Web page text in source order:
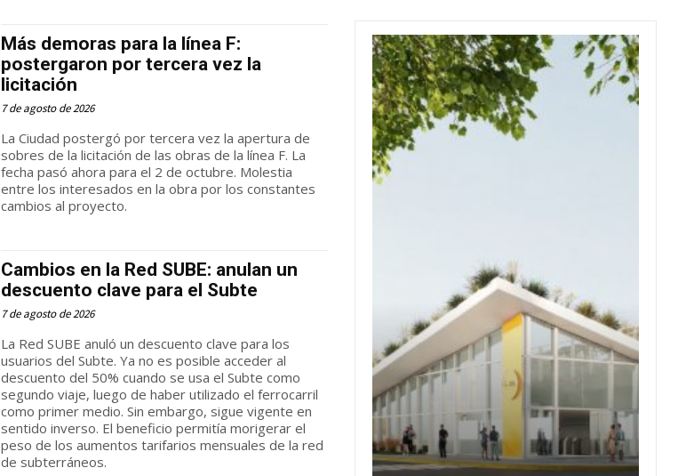
Más demoras para la línea F:
postergaron por tercera vez la
licitación
7 de agosto de 2026
La Ciudad postergó por tercera vez la apertura de
sobres de la licitación de las obras de la línea F. La
fecha pasó ahora para el 2 de octubre. Molestia
entre los interesados en la obra por los constantes
cambios al proyecto.
Cambios en la Red SUBE: anulan un
descuento clave para el Subte
7 de agosto de 2026
La Red SUBE anuló un descuento clave para los
usuarios del Subte. Ya no es posible acceder al
descuento del 50% cuando se usa el Subte como
segundo viaje, luego de haber utilizado el ferrocarril
como primer medio. Sin embargo, sigue vigente en
sentido inverso. El beneficio permitía morigerar el
peso de los aumentos tarifarios mensuales de la red
de subterráneos.